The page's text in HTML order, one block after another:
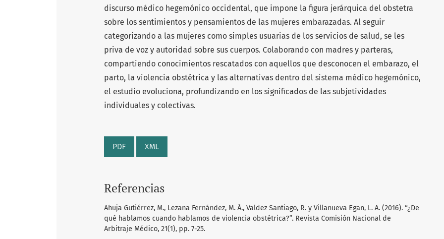
discurso médico hegemónico occidental, que impone la figura jerárquica del obstetra
sobre los sentimientos y pensamientos de las mujeres embarazadas. Al seguir
categorizando a las mujeres como simples usuarias de los servicios de salud, se les
priva de voz y autoridad sobre sus cuerpos. Colaborando con madres y parteras,
compartiendo conocimientos rescatados con aquellos que desconocen el embarazo, el
parto, la violencia obstétrica y las alternativas dentro del sistema médico hegemónico,
el estudio evoluciona, profundizando en los significados de las subjetividades
individuales y colectivas.
PDF XML
Referencias
Ahuja Gutiérrez, M., Lezana Fernández, M. Á., Valdez Santiago, R. y Villanueva Egan, L. A. (2016). “¿De
qué hablamos cuando hablamos de violencia obstétrica?”. Revista Comisión Nacional de
Arbitraje Médico, 21(1), pp. 7-25.